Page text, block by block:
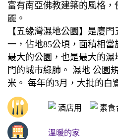
富有南亞佛教建築的風格
麗。
【五緣灣濕地公園】是廈
一，佔地85公頃，面積相當
最大的公園，也是最大的
門的城市綠肺。 濕地 公園
米。 每年的3月，大批的白
酒店用 素食
溫暖的家